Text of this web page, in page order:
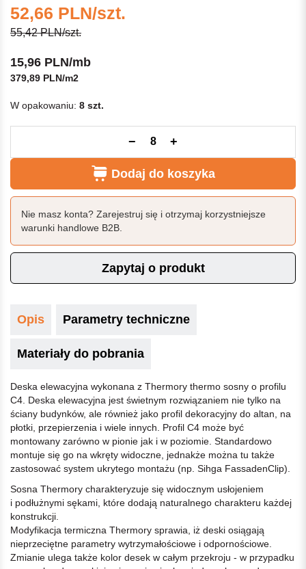
52,66 PLN/szt.
55,42 PLN/szt.
15,96 PLN/mb
379,89 PLN/m2
W opakowaniu: 8 szt.
− +
Dodaj do koszyka
Nie masz konta? Zarejestruj się i otrzymaj korzystniejsze
warunki handlowe B2B.
Zapytaj o produkt
Opis Parametry techniczne
Materiały do pobrania
Deska elewacyjna wykonana z Thermory thermo sosny o profilu
C4. Deska elewacyjna jest świetnym rozwiązaniem nie tylko na
ściany budynków, ale również jako profil dekoracyjny do altan, na
płotki, przepierzenia i wiele innych. Profil C4 może być
montowany zarówno w pionie jak i w poziomie. Standardowo
montuje się go na wkręty widoczne, jednakże można tu także
zastosować system ukrytego montażu (np. Sihga FassadenClip).
Sosna Thermory charakteryzuje się widocznym usłojeniem
i podłużnymi sękami, które dodają naturalnego charakteru każdej
konstrukcji.
Modyfikacja termiczna Thermory sprawia, iż deski osiągają
nieprzeciętne parametry wytrzymałościowe i odpornościowe.
Zmianie ulega także kolor desek w całym przekroju - w przypadku